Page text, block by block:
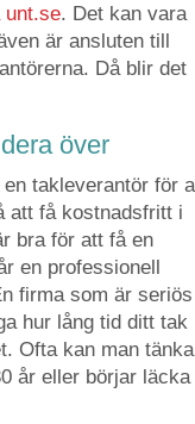
unt.se. Det kan vara
är ansluten till
Då blir det
över
takleverantör för
att få kostnadsfritt i
bra för att få en
en professionell
firma som är seriös
hur lång tid ditt tak
Ofta kan man tänka
år eller börjar läcka